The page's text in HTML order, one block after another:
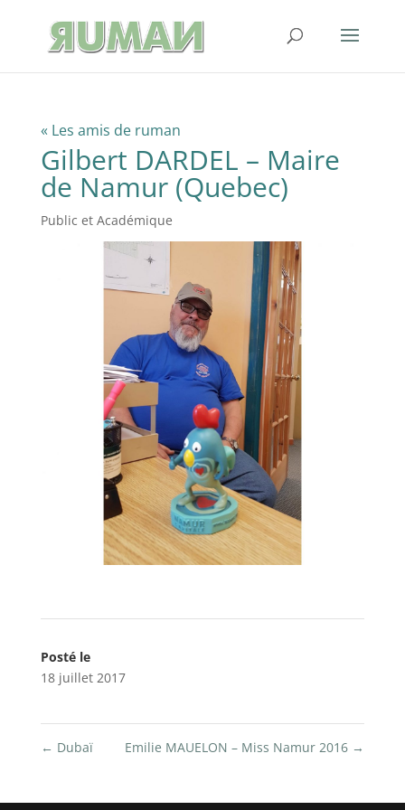
« Les amis de ruman
Gilbert DARDEL – Maire
de Namur (Quebec)
Public et Académique
Posté le
18 juillet 2017
← Dubaï Emilie MAUELON – Miss Namur 2016 →